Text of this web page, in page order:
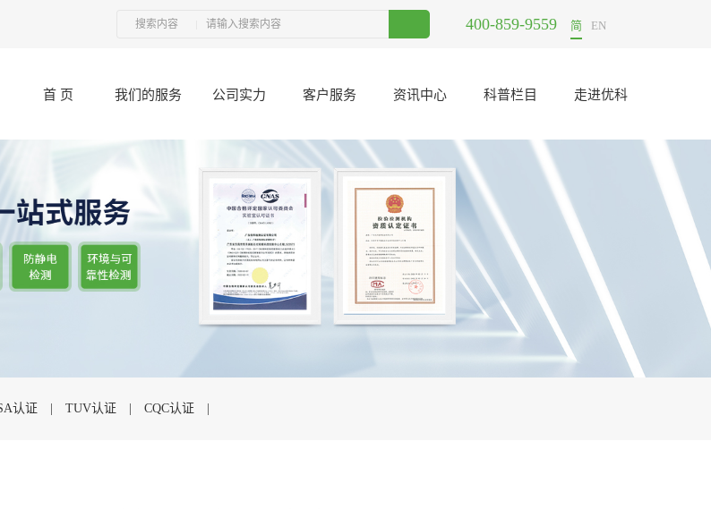
2017-12-11
技术研讨会”圆满结束 2021-06-23
电子元器件二次筛选哪里可以做？ UL认证公司东莞哪里有？
400-859-9559 简 EN
搜索内容
首 页 我们的服务 公司实力 客户服务 资讯中心 科普栏目 走进优科
认证 TUV认证 CQC认证